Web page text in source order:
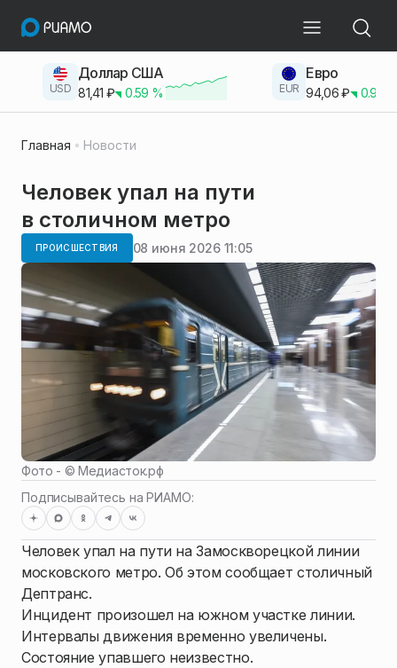
USD
Доллар США
81,41 ₽ 0.59 % EUR
Евро
94,06₽ 0.93
Главная Новости
Человек упал на пути
в столичном метро
ПРОИСШЕСТВИЯ 08 июня 2026 11:05
Фото - ©Медиасток.рф
Подписывайтесь на РИАМО:
Человек упал на пути на Замоскворецкой линии
московского метро. Об этом сообщает столичный
Дептранс.
Инцидент произошел на южном участке линии.
Интервалы движения временно увеличены.
Состояние упавшего неизвестно.